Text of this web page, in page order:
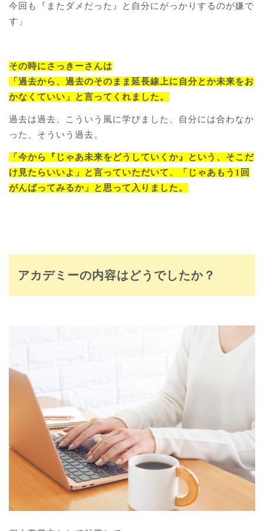
今回も『またダメだった』と自分にがっかりするのが嫌で
す」
その時にさっきーさんは
「過去から、過去のそのまま延長線上に自分とか未来をお
かなくていい」と言ってくれました。
過去は過去、こういう風に学びました、自分には合わなか
った、そういう過去。
「今から『じゃあ未来をどうしていくか』という、そこだ
け見たらいいよ」と言っていただいて、「じゃあもう1回
がんばってみるか」と思って入りました。
アカデミーの内容はどうでしたか？